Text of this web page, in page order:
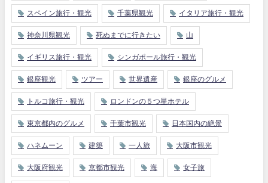
スペイン旅行・観光 千葉県観光 イタリア旅行・観光
神奈川県観光 死ぬまでに行きたい 山
イギリス旅行・観光 シンガポール旅行・観光
銀座観光 ツアー 世界遺産 銀座のグルメ
トルコ旅行・観光 ロンドンの５つ星ホテル
東京都内のグルメ 千葉市観光 日本国内の絶景
ハネムーン 建築 一人旅 大阪市観光
大阪府観光 京都市観光 海 女子旅